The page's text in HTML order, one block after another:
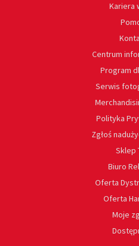
Kariera
Centrum
Program
Serwis
Polityka
Zgłoś
Sklep
Biuro
Oferta
Oferta
Moje